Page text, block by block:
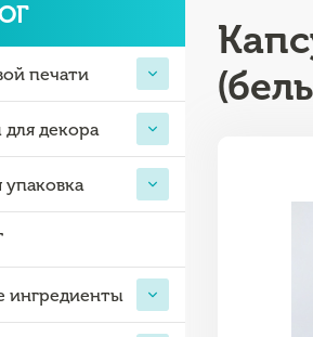
печати
декора
упаковка
ингредиенты